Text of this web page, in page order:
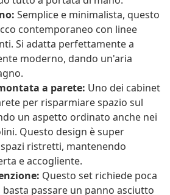
Semplice e minimalista, questo
contemporaneo con linee
Si adatta perfettamente a
moderno, dando un'aria
a parete: Uno dei cabinet
per risparmiare spazio sul
un aspetto ordinato anche nei
Questo design è super
ristretti, mantenendo
e accogliente.
Questo set richiede poca
passare un panno asciutto